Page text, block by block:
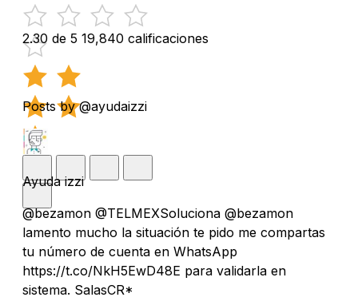
2.30 de 5 19,840 calificaciones
Posts by @ayudaizzi
Ayuda izzi
@bezamon @TELMEXSoluciona @bezamon
lamento mucho la situación te pido me compartas
tu número de cuenta en WhatsApp
https://t.co/NkH5EwD48E para validarla en
sistema. SalasCR*